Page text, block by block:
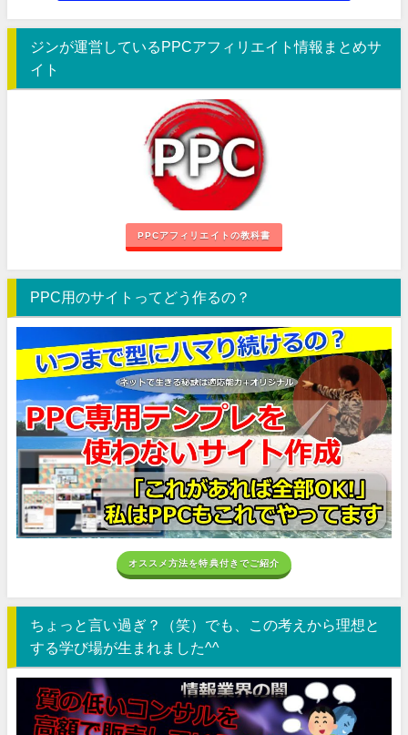
ジンが運営しているPPCアフィリエイト情報まとめサ
イト
PPCアフィリエイトの教科書
PPC用のサイトってどう作るの？
オススメ方法を特典付きでご紹介
ちょっと言い過ぎ？（笑）でも、この考えから理想と
する学び場が生まれました^^